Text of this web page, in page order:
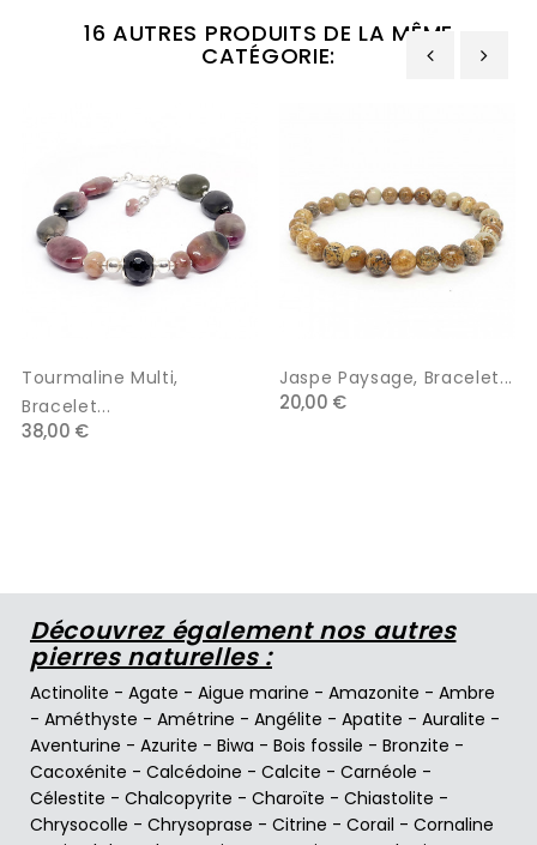
16 AUTRES PRODUITS DE LA MÊME
CATÉGORIE:
Tourmaline Multi,
Bracelet...
38,00 €
Jaspe Paysage, Bracelet...
20,00 €
Découvrez également nos autres
pierres naturelles :
Actinolite - Agate - Aigue marine - Amazonite - Ambre
- Améthyste - Amétrine - Angélite - Apatite - Auralite -
Aventurine - Azurite - Biwa - Bois fossile - Bronzite -
Cacoxénite - Calcédoine - Calcite - Carnéole -
Célestite - Chalcopyrite - Charoïte - Chiastolite -
Chrysocolle - Chrysoprase - Citrine - Corail - Cornaline